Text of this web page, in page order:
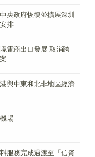
央政府恢復並擴展深圳
排
電商出口發展 取消跨
與中東和北非地區經濟
場
服務完成過渡至「信資